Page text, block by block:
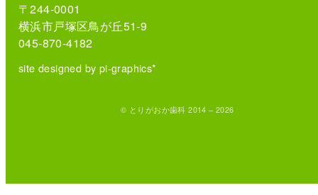
〒244-0001
横浜市戸塚区鳥が丘51-9
045-870-4182
site designed by pi-graphics*
© とりがおか歯科 2014 – 2026